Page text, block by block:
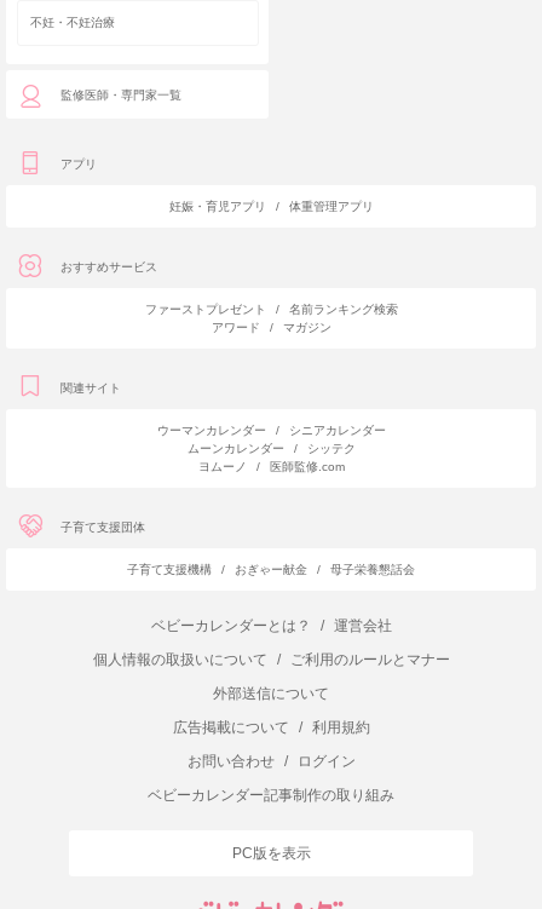
不妊・不妊治療
監修医師・専門家一覧
アプリ
妊娠・育児アプリ / 体重管理アプリ
おすすめサービス
ファーストプレゼント /
名前ランキング検索
アワード
/ マガジン
関連サイト
ウーマンカレンダー /
シニアカレンダー
ムーンカレンダー
/
シッテク
ヨムーノ
/ 医師監修.com
子育て支援団体
子育て支援機構 / おぎゃー献金 / 母子栄養懇話会
ベビーカレンダーとは？ /
運営会社
個人情報の取扱いについて
/
ご利用のルールとマナー
外部送信について
広告掲載について
/
利用規約
お問い合わせ
/
ログイン
ベビーカレンダー記事制作の取り組み
PC版を表示